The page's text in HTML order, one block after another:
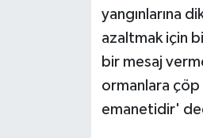
yangınlarına
azaltmak için
bir mesaj
ormanlara çöp
emanetidir'